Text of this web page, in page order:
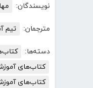
نویسندگان:
مترجمان: تیم
دسته‌ها:
کتاب‌های
کتاب‌های